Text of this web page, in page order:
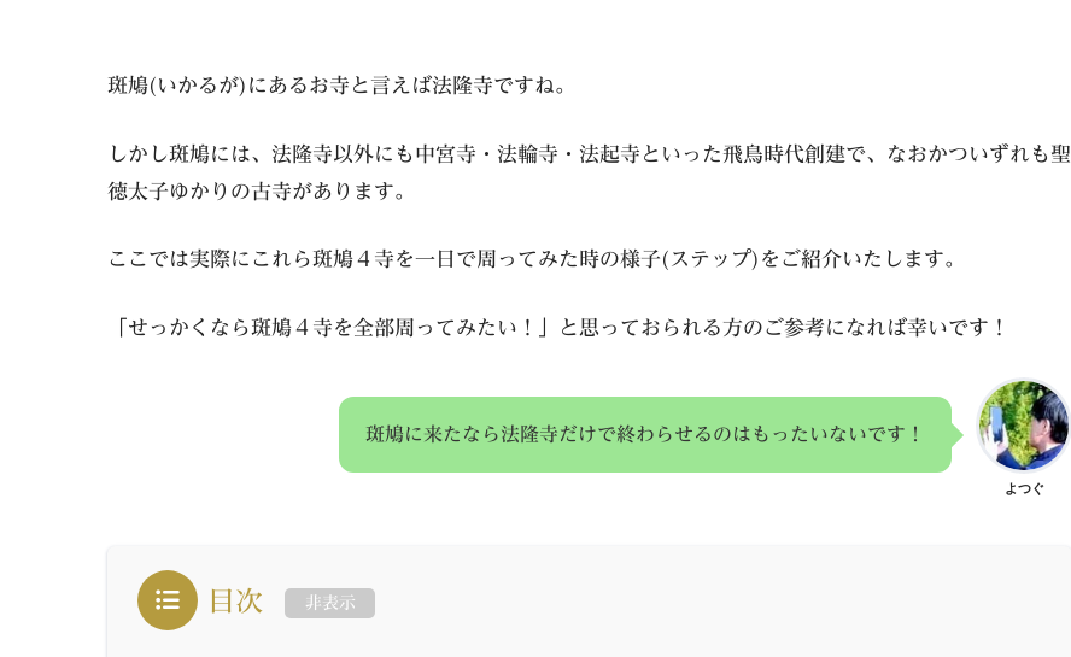
斑鳩(いかるが)にあるお寺と言えば法隆寺ですね。
しかし斑鳩には、法隆寺以外にも中宮寺・法輪寺・法起寺といった飛鳥時代創建で、なおかついずれも聖
徳太子ゆかりの古寺があります。
ここでは実際にこれら斑鳩４寺を一日で周ってみた時の様子(ステップ)をご紹介いたします。
「せっかくなら斑鳩４寺を全部周ってみたい！」と思っておられる方のご参考になれば幸いです！
よつぐ
斑鳩に来たなら法隆寺だけで終わらせるのはもったいないです！
目次 非表示